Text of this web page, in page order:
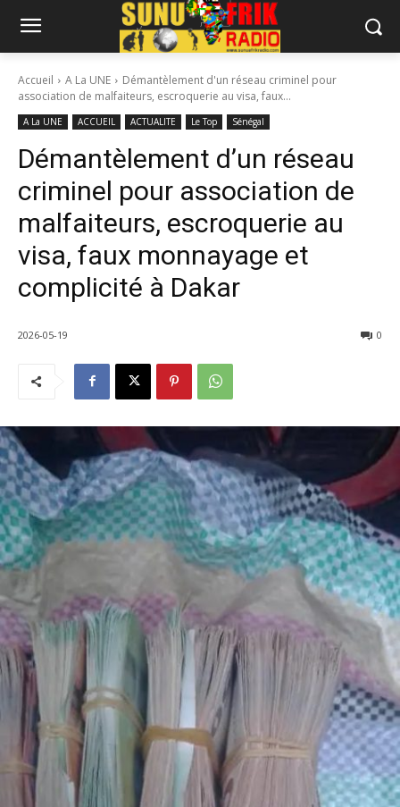
Accueil A La UNE
Démantèlement d'un réseau criminel pour
association de malfaiteurs, escroquerie au visa, faux...
A La UNE ACCUEIL ACTUALITE Le Top Sénégal
Démantèlement d’un réseau
criminel pour association de
malfaiteurs, escroquerie au
visa, faux monnayage et
complicité à Dakar
2026-05-19 0